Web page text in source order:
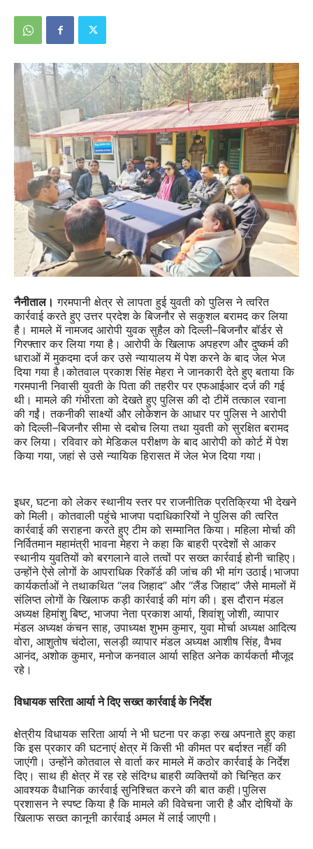
नैनीताल। गरमपानी क्षेत्र से लापता हुई युवती को पुलिस ने त्वरित
कार्रवाई करते हुए उत्तर प्रदेश के बिजनौर से सकुशल बरामद कर लिया
है। मामले में नामजद आरोपी युवक सुहैल को दिल्ली–बिजनौर बॉर्डर से
गिरफ्तार कर लिया गया है। आरोपी के खिलाफ अपहरण और दुष्कर्म की
धाराओं में मुकदमा दर्ज कर उसे न्यायालय में पेश करने के बाद जेल भेज
दिया गया है।कोतवाल प्रकाश सिंह मेहरा ने जानकारी देते हुए बताया कि
गरमपानी निवासी युवती के पिता की तहरीर पर एफआईआर दर्ज की गई
थी। मामले की गंभीरता को देखते हुए पुलिस की दो टीमें तत्काल रवाना
की गईं। तकनीकी साक्ष्यों और लोकेशन के आधार पर पुलिस ने आरोपी
को दिल्ली–बिजनौर सीमा से दबोच लिया तथा युवती को सुरक्षित बरामद
कर लिया। रविवार को मेडिकल परीक्षण के बाद आरोपी को कोर्ट में पेश
किया गया, जहां से उसे न्यायिक हिरासत में जेल भेज दिया गया।
इधर, घटना को लेकर स्थानीय स्तर पर राजनीतिक प्रतिक्रिया भी देखने
को मिली। कोतवाली पहुंचे भाजपा पदाधिकारियों ने पुलिस की त्वरित
कार्रवाई की सराहना करते हुए टीम को सम्मानित किया। महिला मोर्चा की
निर्वितमान महामंत्री भावना मेहरा ने कहा कि बाहरी प्रदेशों से आकर
स्थानीय युवतियों को बरगलाने वाले तत्वों पर सख्त कार्रवाई होनी चाहिए।
उन्होंने ऐसे लोगों के आपराधिक रिकॉर्ड की जांच की भी मांग उठाई।भाजपा
कार्यकर्ताओं ने तथाकथित “लव जिहाद” और “लैंड जिहाद” जैसे मामलों में
संलिप्त लोगों के खिलाफ कड़ी कार्रवाई की मांग की। इस दौरान मंडल
अध्यक्ष हिमांशु बिष्ट, भाजपा नेता प्रकाश आर्या, शिवांशु जोशी, व्यापार
मंडल अध्यक्ष कंचन साह, उपाध्यक्ष शुभम कुमार, युवा मोर्चा अध्यक्ष आदित्य
वोरा, आशुतोष चंदोला, सलड़ी व्यापार मंडल अध्यक्ष आशीष सिंह, वैभव
आनंद, अशोक कुमार, मनोज कनवाल आर्या सहित अनेक कार्यकर्ता मौजूद
रहे।
विधायक सरिता आर्या ने दिए सख्त कार्रवाई के निर्देश
क्षेत्रीय विधायक सरिता आर्या ने भी घटना पर कड़ा रुख अपनाते हुए कहा
कि इस प्रकार की घटनाएं क्षेत्र में किसी भी कीमत पर बर्दाश्त नहीं की
जाएंगी। उन्होंने कोतवाल से वार्ता कर मामले में कठोर कार्रवाई के निर्देश
दिए। साथ ही क्षेत्र में रह रहे संदिग्ध बाहरी व्यक्तियों को चिन्हित कर
आवश्यक वैधानिक कार्रवाई सुनिश्चित करने की बात कही।पुलिस
प्रशासन ने स्पष्ट किया है कि मामले की विवेचना जारी है और दोषियों के
खिलाफ सख्त कानूनी कार्रवाई अमल में लाई जाएगी।